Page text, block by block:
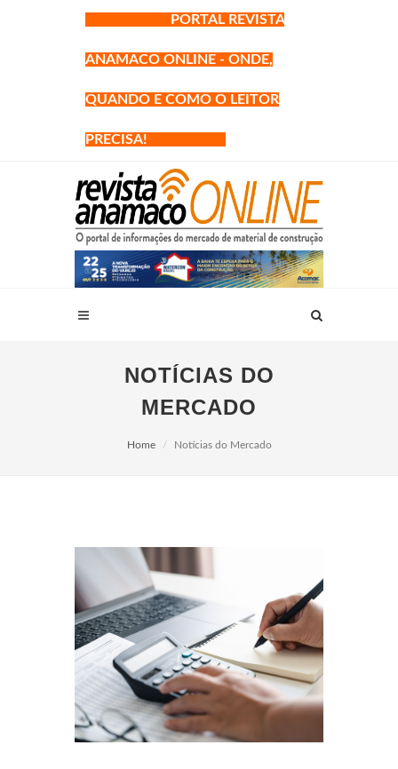
PORTAL REVISTA
ANAMACO ONLINE - ONDE,
QUANDO E COMO O LEITOR
PRECISA!
NOTÍCIAS DO
MERCADO
Home Notícias do Mercado